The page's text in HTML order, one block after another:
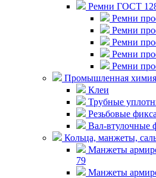
Ремни ГОСТ
Ремни
Ремни
Ремни
Ремни
Ремни
Промышленная химия
Клеи
Трубные
Резьбовые
Вал-втулочные
Кольца, манжеты,
Манжеты
79
Манжеты